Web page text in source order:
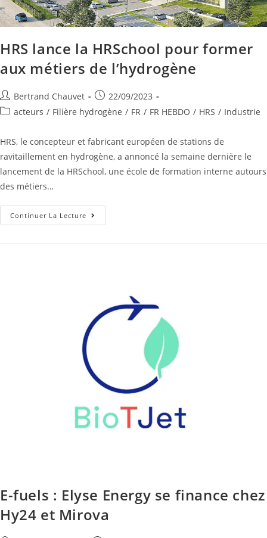
HRS lance la HRSchool pour former
aux métiers de l’hydrogène
Bertrand Chauvet
22/09/2023
acteurs / Filière hydrogène / FR / FR HEBDO / HRS / Industrie
HRS, le concepteur et fabricant européen de stations de
ravitaillement en hydrogène, a annoncé la semaine dernière le
lancement de la HRSchool, une école de formation interne autours
des métiers…
Continuer La Lecture
E-fuels : Elyse Energy se finance chez
Hy24 et Mirova